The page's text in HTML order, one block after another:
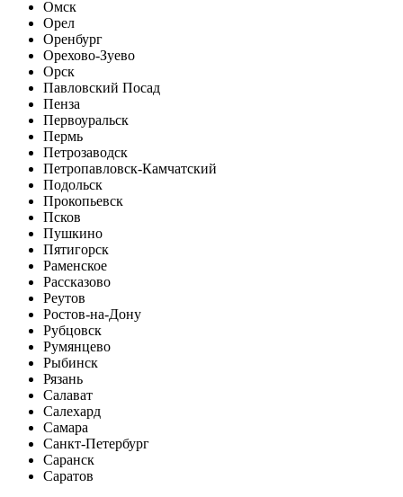
Омск
Орел
Оренбург
Орехово-Зуево
Орск
Павловский Посад
Пенза
Первоуральск
Пермь
Петрозаводск
Петропавловск-Камчатский
Подольск
Прокопьевск
Псков
Пушкино
Пятигорск
Раменское
Рассказово
Реутов
Ростов-на-Дону
Рубцовск
Румянцево
Рыбинск
Рязань
Салават
Салехард
Самара
Санкт-Петербург
Саранск
Саратов